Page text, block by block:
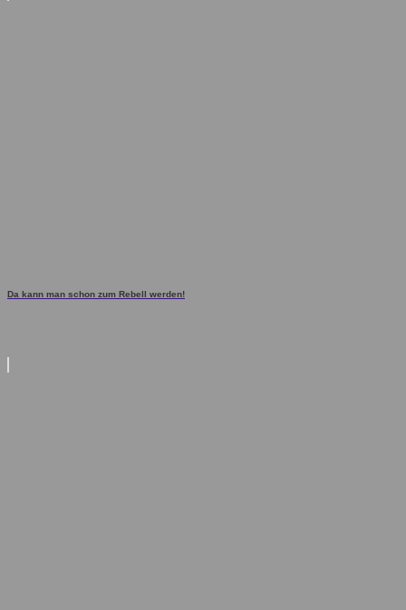
Da kann man schon zum Rebell werden!